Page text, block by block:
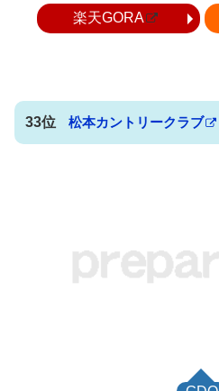
楽天GORA
33位 松本カントリークラブ